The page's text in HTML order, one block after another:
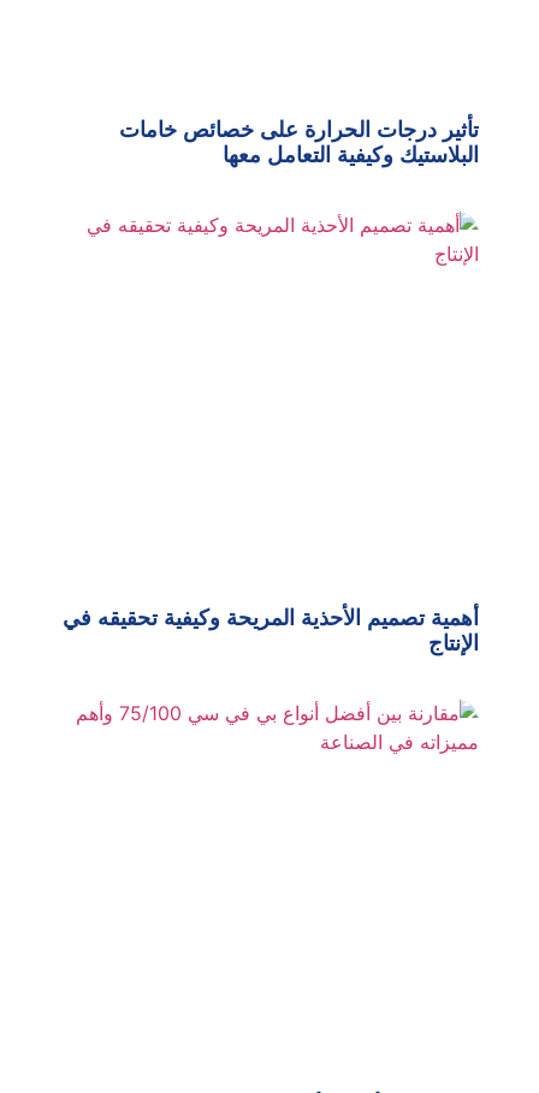
تأثير درجات الحرارة على خصائص خامات
البلاستيك وكيفية التعامل معها
أهمية تصميم الأحذية المريحة وكيفية تحقيقه في
الإنتاج